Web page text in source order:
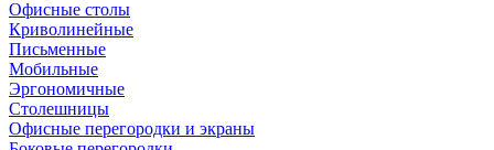
Офисные столы
Криволинейные
Письменные
Мобильные
Эргономичные
Столешницы
Офисные перегородки и экраны